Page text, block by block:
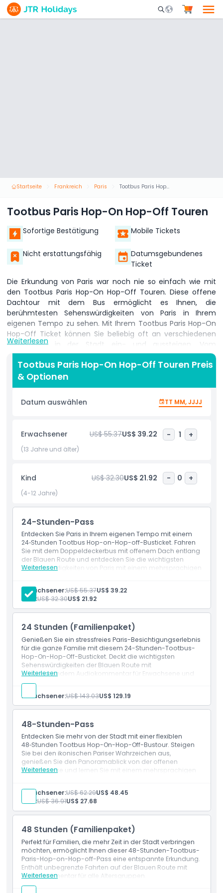
Mobile Search
Startseite Frankreich Paris Tootbus Paris Hop-On Hop-Off Touren
Tootbus Paris Hop-On Hop-Off Touren
Sofortige Bestätigung Mobile Tickets
Nicht erstattungsfähig
Datumsgebundenes
Ticket
Die Erkundung von Paris war noch nie so einfach wie mit
den Tootbus Paris Hop-On Hop-Off Touren. Diese offene
Dachtour mit dem Bus ermöglicht es Ihnen, die
berühmtesten Sehenswürdigkeiten von Paris in Ihrem
eigenen Tempo zu sehen. Mit Ihrem Tootbus Paris Hop-On
Hop-Off Ticket können Sie beliebig oft an verschiedenen
Haltestellen in der Stadt ein- und aussteigen. Vom
Eiffelturm bis zum Louvre-Museum, von Notre-Dame bis zu
den Champs-Élysées, genießen Sie die Schönheit von Paris,
während Sie Audioguides in mehreren Sprachen hören.
Tootbus Paris Hop-On Hop-Off Touren sind perfekt für
Erstbesucher, die die Stadt stressfrei entdecken möchten.
Ihr Tootbus Paris Hop-On Hop-Off Ticket bietet Ihnen eine
erstaunlichen Ausblicke vom Oberdeck zu genießen. Sie
können wählen, ob Sie die gesamte Stadtrundfahrt im Bus
bleiben oder anhalten, um die Stadt zu erkunden und
einkaufen oder französisches Essen genießen möchten,
Tootbus Paris Hop-On Hop-Off Touren passen zu jedem
Reiseplan. Es ist eine unterhaltsame, sichere und
On Hop-Off Ticket online für einfachen Zugang und ein
reibungsloses Erlebnis.
Highlights
Inklusivleistungen
Richtlinie für Kinder und Erwachsene
Ausschlüsse
Dinge, die Sie wissen sollten
Ort
So lösen Sie ein
Stornierungsbedingungen
Weiterlesen
Tootbus Paris Hop-On Hop-Off Touren Preis
& Optionen
Datum auswählen TT MM, JJJJ
Erwachsener US$ 55.37US$ 39.22 - 1 +
(13 Jahre und älter)
Kind US$ 32.30US$ 21.92 - 0 +
(4-12 Jahre)
24-Stunden-Pass
Entdecken Sie Paris in Ihrem eigenen Tempo mit einem
24‑Stunden Tootbus Hop-on-Hop-off-Busticket. Fahren
Sie mit dem Doppeldeckerbus mit offenem Dach entlang
der Blauen Route und entdecken Sie die wichtigsten
Sehenswürdigkeiten von Paris mit einem mehrsprachigen
Weiterlesen
Leistungen
24‑Stunden unbegrenzter Hop-on-Hop-off-Zugang
Doppeldeckerbus mit offenem Dach auf der Blauen
Route
Mehrsprachiger Audioguide
Erwachsener:US$ 55.37US$ 39.22
Kind:US$ 32.30US$ 21.92
24 Stunden (Familienpaket)
Genießen Sie ein stressfreies Paris-Besichtigungserlebnis
für die ganze Familie mit diesem 24-Stunden-Tootbus-
Hop-On-Hop-Off-Busticket. Deckt die wichtigsten
Sehenswürdigkeiten der Blauen Route mit
ansprechendem Audiokommentar für Erwachsene und
Kinder ab.
Weiterlesen
24-Stunden-Hop-On-Hop-Off-Zugang für Familien
Offener Doppeldeckerbus mit wichtigen Pariser
Mehrsprachiger Audiokommentar
Erwachsener:US$ 143.03US$ 129.19
48-Stunden-Pass
Entdecken Sie mehr von der Stadt mit einer flexiblen
48‑Stunden Tootbus Hop-On-Hop-Off-Bustour. Steigen
Sie bei den ikonischen Pariser Wahrzeichen aus,
genießen Sie den Panoramablick von der offenen
Dachterrasse und lernen Sie mit einem mehrsprachigen
Weiterlesen
Leistungen
48‑Stunden unbegrenzter Hop-On-Hop-Off-
Buszugang
Flexible Haltstellen entlang der Blauen Route
Mehrsprachiger Audioguide
Erwachsener:US$ 62.29US$ 48.45
Kind:US$ 36.91US$ 27.68
48 Stunden (Familienpaket)
Perfekt für Familien, die mehr Zeit in der Stadt verbringen
möchten, ermöglicht Ihnen dieser 48-Stunden-Tootbus-
Paris-Hop-on-Hop-off-Pass eine entspannte Erkundung.
Enthält unbegrenzte Fahrten auf der Blauen Route mit
Audiokommentar für alle Altersgruppen.
Weiterlesen
Leistungen